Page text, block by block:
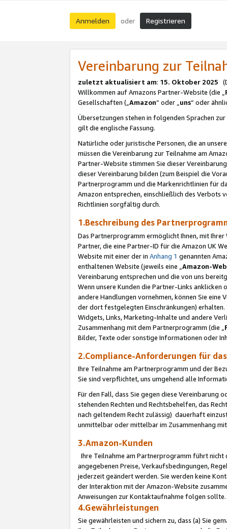
Anmelden oder Registrieren
Vereinbarung zur
zuletzt aktualisiert am: 15. Oktober 2025
Willkommen auf Amazons Partner-Website (die „
Gesellschaften („Amazon“ oder „uns“ oder
Übersetzungen stehen in folgenden Sprachen
gilt die englische Fassung.
Natürliche oder juristische Personen, die an
müssen die Vereinbarung zur Teilnahme am
Partner-Website stimmen Sie dieser
dieser Vereinbarung bilden (zum Beispiel die
Partnerprogramm und die Markenrichtlinien für
Amazon entsprechen, einschließlich des
Richtlinien sorgfältig durch.
1.Beschreibung des
Das Partnerprogramm ermöglicht Ihnen, mit
Partner, die eine Partner-ID für die Amazon UK
Website mit einer der in Anhang 1 genannten
enthaltenen Website (jeweils eine „ Amazon-
Vereinbarung entsprechen und die von uns
Wenn unsere Kunden die Partner-Links
andere Handlungen vornehmen, können Sie
der dort festgelegten Einschränkungen)
Widgets, Links, Marketing-Inhalte und andere
Zusammenhang mit dem Partnerprogramm (die „
Bilder, Texte oder sonstige Informationen oder
2.Compliance-Anforderungen für
Ihre Teilnahme am Partnerprogramm und der
Sie sind verpflichtet, uns umgehend alle
Für den Fall, dass Sie gegen diese Vereinbarung
stehenden Rechten und Rechtsbehelfen, das
nach geltendem Recht zulässig) dauerhaft
unmittelbar oder mittelbar im Zusammenhang
3.Amazon-Kunden
Ihre Teilnahme am Partnerprogramm führt nicht
angegebenen Preise, Verkaufsbedingungen,
jederzeit geändert werden. Sie werden keine
der Interaktion mit der Amazon-Website
Anweisungen zur Kontaktaufnahme folgen sollte.
4.Gewährleistungen
Sie gewährleisten und sichern zu, dass (a) Sie